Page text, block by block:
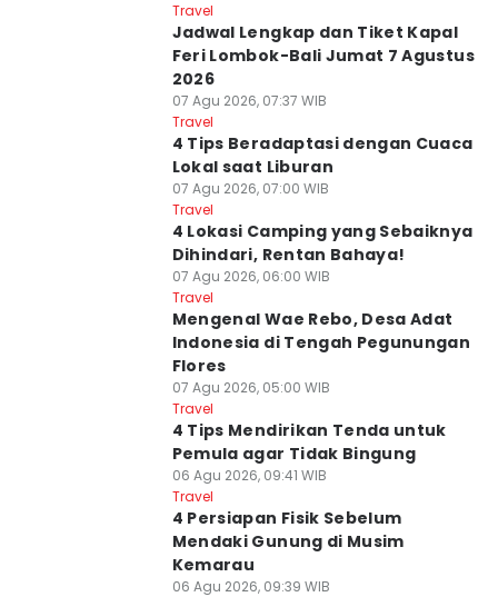
Travel
Jadwal Lengkap dan Tiket Kapal
Feri Lombok-Bali Jumat 7 Agustus
2026
07 Agu 2026, 07:37 WIB
Travel
4 Tips Beradaptasi dengan Cuaca
Lokal saat Liburan
07 Agu 2026, 07:00 WIB
Travel
4 Lokasi Camping yang Sebaiknya
Dihindari, Rentan Bahaya!
07 Agu 2026, 06:00 WIB
Travel
Mengenal Wae Rebo, Desa Adat
Indonesia di Tengah Pegunungan
Flores
07 Agu 2026, 05:00 WIB
Travel
4 Tips Mendirikan Tenda untuk
Pemula agar Tidak Bingung
06 Agu 2026, 09:41 WIB
Travel
4 Persiapan Fisik Sebelum
Mendaki Gunung di Musim
Kemarau
06 Agu 2026, 09:39 WIB